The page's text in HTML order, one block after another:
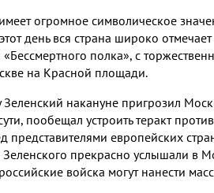
огромное символическое
день вся страна широко
полка», с
на Красной площади.
Зеленский накануне пригрозил
пообещал устроить теракт
представителями европейских
прекрасно услышали в
войска могут нанести